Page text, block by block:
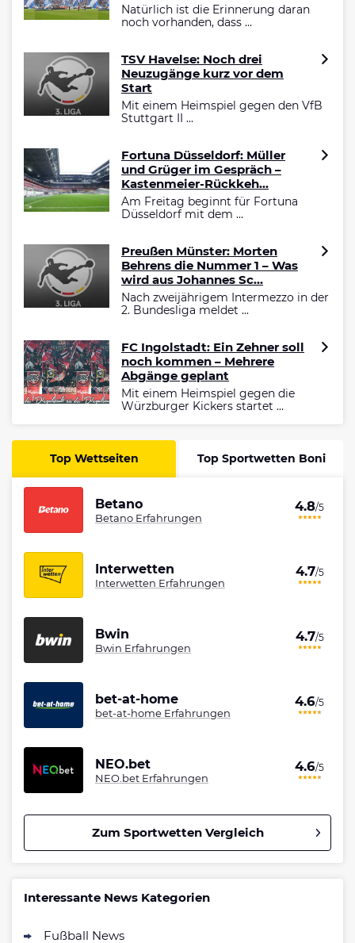
Natürlich ist die Erinnerung daran
noch vorhanden, dass ...
TSV Havelse: Noch drei
Neuzugänge kurz vor dem
Start
Mit einem Heimspiel gegen den VfB
Stuttgart II ...
Fortuna Düsseldorf: Müller
und Grüger im Gespräch –
Kastenmeier-Rückkeh...
Am Freitag beginnt für Fortuna
Düsseldorf mit dem ...
Preußen Münster: Morten
Behrens die Nummer 1 – Was
wird aus Johannes Sc...
Nach zweijährigem Intermezzo in der
2. Bundesliga meldet ...
FC Ingolstadt: Ein Zehner soll
noch kommen – Mehrere
Abgänge geplant
Mit einem Heimspiel gegen die
Würzburger Kickers startet ...
Top Wettseiten Top Sportwetten Boni
Betano
Betano Erfahrungen
4.8/5
Interwetten
Interwetten Erfahrungen
4.7/5
Bwin
Bwin Erfahrungen
4.7/5
bet-at-home
bet-at-home Erfahrungen
4.6/5
NEO.bet
NEO.bet Erfahrungen
4.6/5
Zum Sportwetten Vergleich
100% bis zu 80€
Interessante News Kategorien
Fußball News